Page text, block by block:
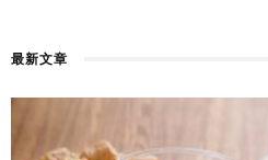
最新文章